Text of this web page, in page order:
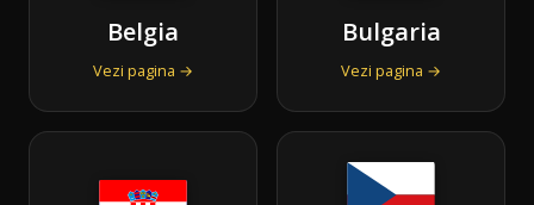
Belgia
Vezi pagina →
Bulgaria
Vezi pagina →